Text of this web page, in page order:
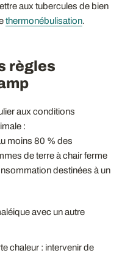
aux tubercules de bien
thermonébulisation.
règles
aux conditions
:
moins 80 % des
de terre à chair ferme
destinées à un
avec un autre
chaleur : intervenir de